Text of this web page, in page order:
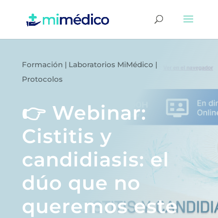
Formación | Laboratorios MiMédico |
Protocolos
👉 Webinar:
Cistitis y
candidiasis: el
dúo que no
queremos este